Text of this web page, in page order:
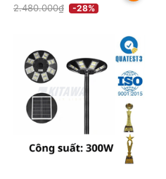
2.480.000₫ -28%